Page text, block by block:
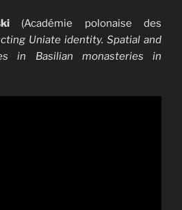
(Académie polonaise des
Uniate identity. Spatial and
in Basilian monasteries in